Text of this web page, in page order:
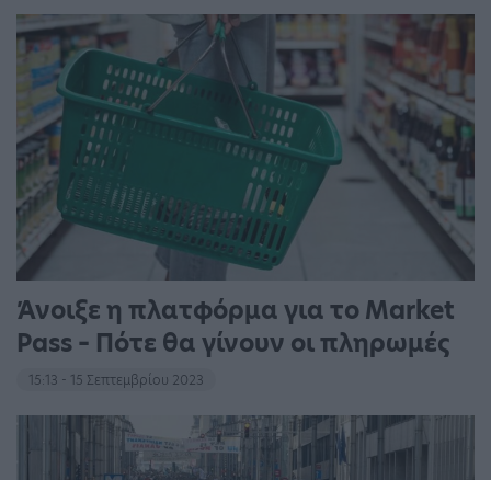
Άνοιξε η πλατφόρμα για το Market
Pass – Πότε θα γίνουν οι πληρωμές
15:13 - 15 Σεπτεμβρίου 2023